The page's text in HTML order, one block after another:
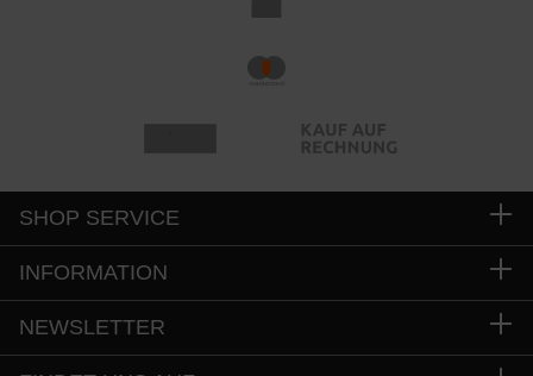
SHOP SERVICE
INFORMATION
NEWSLETTER